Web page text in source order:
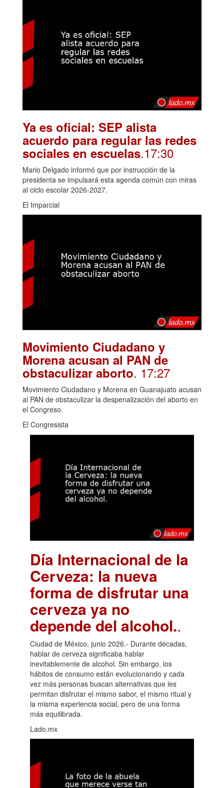
Ya es oficial: SEP alista
acuerdo para regular las redes
sociales en escuelas.17:30
Mario Delgado informó que por instrucción de la
presidenta se impulsará esta agenda común con miras
al ciclo escolar 2026-2027.
El Imparcial
Movimiento Ciudadano y
Morena acusan al PAN de
obstaculizar aborto. 17:27
Movimiento Ciudadano y Morena en Guanajuato acusan
al PAN de obstaculizar la despenalización del aborto en
el Congreso.
El Congresista
Día Internacional de la
Cerveza: la nueva
forma de disfrutar una
cerveza ya no
depende del alcohol..
Ciudad de México, junio 2026.- Durante décadas,
hablar de cerveza significaba hablar
inevitablemente de alcohol. Sin embargo, los
hábitos de consumo están evolucionando y cada
vez más personas buscan alternativas que les
permitan disfrutar el mismo sabor, el mismo ritual y
la misma experiencia social, pero de una forma
más equilibrada.
Lado.mx